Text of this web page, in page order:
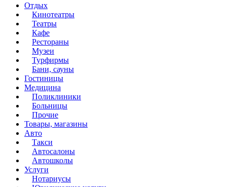
Отдых
Кинотеатры
Театры
Кафе
Рестораны
Музеи
Турфирмы
Бани, сауны
Гостиницы
Медицина
Поликлиники
Больницы
Прочие
Товары, магазины
Авто
Такси
Автосалоны
Автошколы
Услуги
Нотариусы